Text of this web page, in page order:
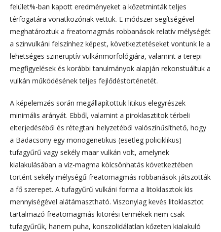
felület%-ban kapott eredményeket a kőzetminták teljes
térfogatára vonatkozónak vettük. E módszer segítségével
meghatároztuk a freatomagmás robbanások relatív mélységét
a szinvulkáni felszínhez képest, következtetéseket vontunk le a
lehetséges szineruptív vulkánmorfológiára, valamint a terepi
megfigyelések és korábbi tanulmányok alapján rekonstuáltuk a
vulkán működésének teljes fejlődéstörténetét.
A képelemzés során megállapítottuk litikus elegyrészek
minimális arányát. Ebből, valamint a piroklasztitok térbeli
elterjedéséből és rétegtani helyzetéből valószínűsíthető, hogy
a Badacsony egy monogenetikus (esetleg policiklikus)
tufagyűrű vagy sekély maar vulkán volt, amelynek
kialakulásában a víz-magma kölcsönhatás következtében
történt sekély mélységű freatomagmás robbanások játszották
a fő szerepet. A tufagyűrű vulkáni forma a litoklasztok kis
mennyiségével alátámasztható. Viszonylag kevés litoklasztot
tartalmazó freatomagmás kitörési termékek nem csak
tufagyűrűk, hanem puha, konszolidálatlan kőzeten kialakuló